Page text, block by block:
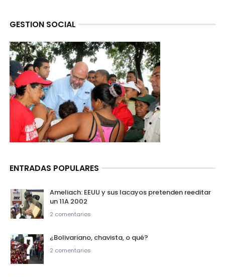
GESTION SOCIAL
ENTRADAS POPULARES
Ameliach: EEUU y sus lacayos pretenden reeditar
un 11A 2002
2 comentarios
¿Bolivariano, chavista, o qué?
2 comentarios